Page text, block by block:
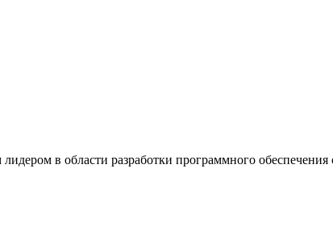
в области разработки программного